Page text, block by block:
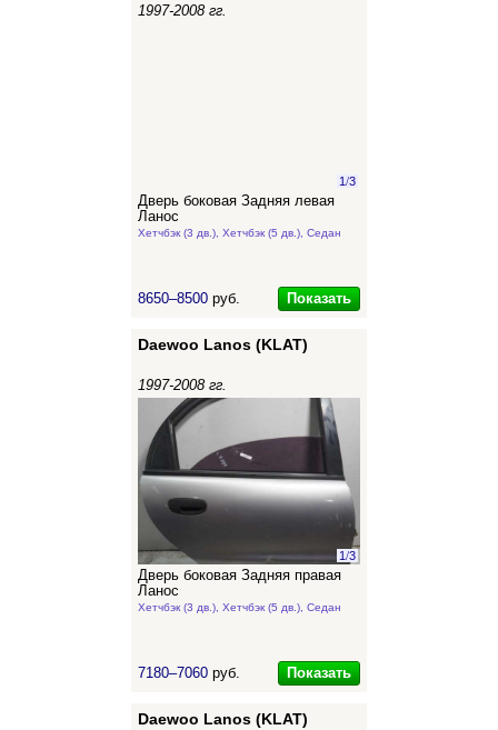
1997-2008 гг.
1/3
Дверь боковая Задняя левая
Ланос
Хетчбэк (3 дв.), Хетчбэк (5 дв.), Седан
8650–8500 руб. Показать
Daewoo Lanos (KLAT)
1997-2008 гг.
1/3
Дверь боковая Задняя правая
Ланос
Хетчбэк (3 дв.), Хетчбэк (5 дв.), Седан
7180–7060 руб. Показать
Daewoo Lanos (KLAT)